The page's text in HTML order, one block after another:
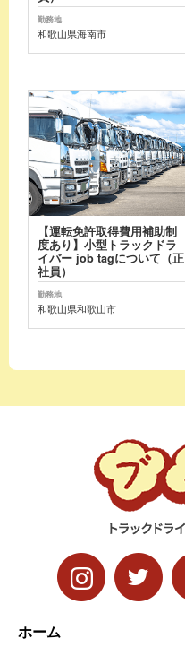
勤務地
和歌山県海南市
【運転免許取得費用補助制
度あり】小型トラックドラ
イバー job tagについて（正
社員）
勤務地
和歌山県和歌山市
ホーム